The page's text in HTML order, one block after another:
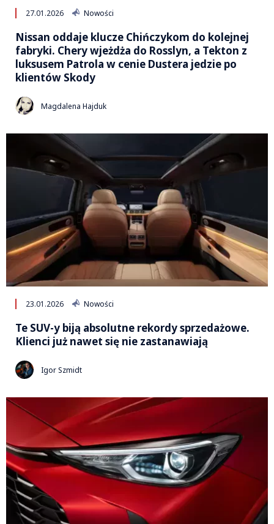
27.01.2026 Nowości
Nissan oddaje klucze Chińczykom do kolejnej
fabryki. Chery wjeżdża do Rosslyn, a Tekton z
luksusem Patrola w cenie Dustera jedzie po
klientów Skody
Magdalena Hajduk
23.01.2026 Nowości
Te SUV-y biją absolutne rekordy sprzedażowe.
Klienci już nawet się nie zastanawiają
Igor Szmidt